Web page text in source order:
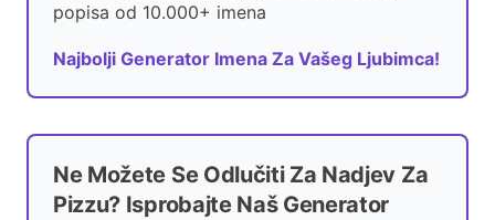
popisa od 10.000+ imena
Najbolji Generator Imena Za Vašeg Ljubimca!
Ne Možete Se Odlučiti Za Nadjev Za
Pizzu? Isprobajte Naš Generator